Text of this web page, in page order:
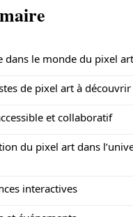
dans le monde du pixel art
de pixel art à découvrir
et collaboratif
du pixel art dans
interactives